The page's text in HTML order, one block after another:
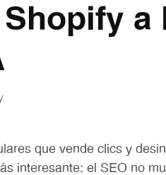
a
que vende clics y
interesante: el SEO no